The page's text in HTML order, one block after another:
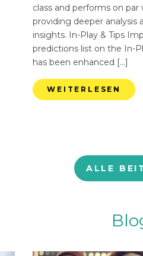
class and performs on
providing deeper analysis
insights. In-Play & Tips
predictions list on the In-
has been enhanced […]
WEITERLESEN
ALLE